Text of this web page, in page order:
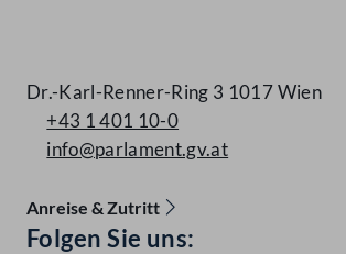
Accessibility Menu anzeigen
Dr.-Karl-Renner-Ring 3 1017 Wien
+43 1 401 10-0
info@parlament.gv.at
Anreise & Zutritt
Folgen Sie uns: